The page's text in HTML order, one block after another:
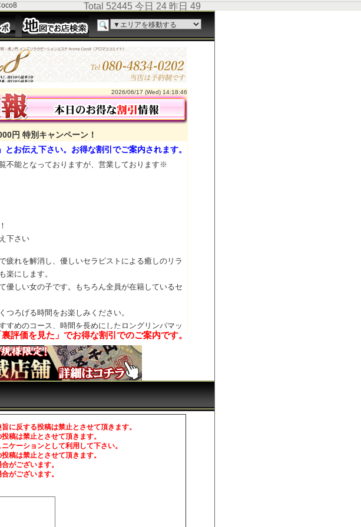
Total 52445 今日 24 昨日 49
2026/06/17 (Wed) 14:18:46
円 特別キャンペーン！
とお伝え下さい。お得な割引でご案内されます。
不能となっておりますが、営業しております※
下さい
疲れを解消し、優しいセラピストによる癒しのリラ
楽にします。
優しい女の子です。もちろん全員が在籍しているセ
つろげる時間をお楽しみください。
すめのコース、時間を長めにしたロングリンパマッ
ます。
評価を見た」でお得な割引でのご案内です。
に反する投稿は禁止とさせて頂きます。
稿は禁止とさせて頂きます。
ケーションとして利用して下さい。
稿は禁止とさせて頂きます。
がございます。
がございます。